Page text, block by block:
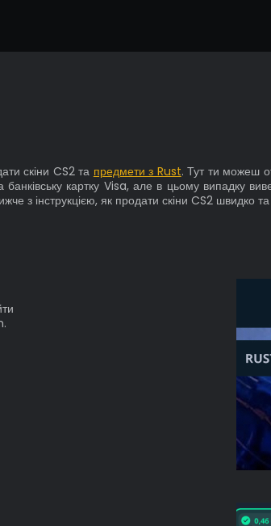
скіни CS2 та предмети з Rust. Тут ти можеш
картку Visa, але в цьому випадку
з інструкцією, як продати скіни CS2 швидко та